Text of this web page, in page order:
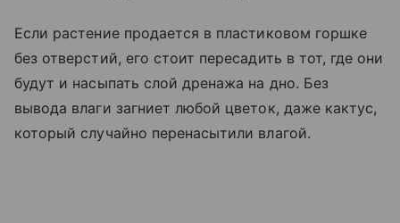
Если растение продается в пластиковом горшке
без отверстий, его стоит пересадить в тот, где они
будут и насыпать слой дренажа на дно. Без
вывода влаги загниет любой цветок, даже кактус,
который случайно перенасытили влагой.